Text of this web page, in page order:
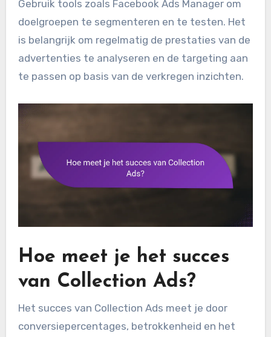
Gebruik tools zoals Facebook Ads Manager om
doelgroepen te segmenteren en te testen. Het
is belangrijk om regelmatig de prestaties van de
advertenties te analyseren en de targeting aan
te passen op basis van de verkregen inzichten.
Hoe meet je het succes
van Collection Ads?
Het succes van Collection Ads meet je door
conversiepercentages, betrokkenheid en het